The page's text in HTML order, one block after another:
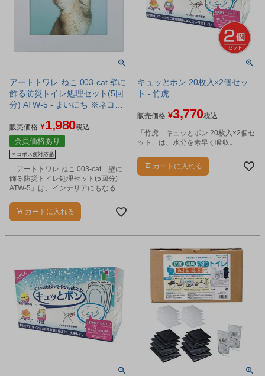
アートトワレ ねこ 003-cat 壁に
飾る防災トイレ処理セット(5回
分) ATW-5 - まいにち ※ネコポ
販売価格 ¥1,980税込
会員価格あり
ネコポス便対応品
「アートトワレ ねこ 003-cat 壁に
飾る防災トイレ処理セット(5回分)
ATW-5」は、インテリアにもなる災
カートに入れる
キュッとポン 20枚入×2個セッ
ト - 竹虎
販売価格 ¥3,770税込
「竹虎 キュッとポン 20枚入×2個セ
ット」は、水分を素早く吸収。
カートに入れる